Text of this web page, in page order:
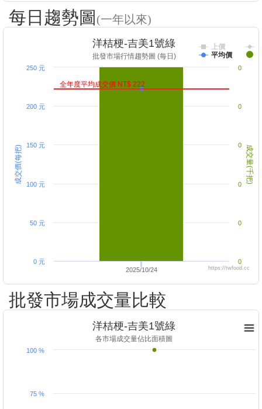
每日趨勢圖 (一年以來)
成交價(每把) 成交量(千把)
洋桔梗-吉美1號綠
批發市場行情趨勢圖 (每日)
上價
平均價
2025/10/24
0 元
50 元
100 元
150 元
200 元
250 元
0
0
0
0
0
0
https://twfood.cc
全年度平均成交價 NT$ 222
批發市場成交量比較
洋桔梗-吉美1號綠
各市場成交量佔比面積圖
75 %
100 %